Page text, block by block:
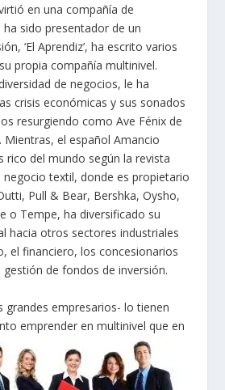
en una compañía de
sido presentador de un
‘El Aprendiz’, ha escrito varios
propia compañía multinivel.
de negocios, le ha
crisis económicas y sus sonados
resurgiendo como Ave Fénix de
Mientras, el español Amancio
rico del mundo según la revista
negocio textil, donde es propietario
Pull & Bear, Bershka, Oysho,
o Tempe, ha diversificado su
hacia otros sectores industriales
el financiero, los concesionarios
de fondos de inversión.
grandes empresarios- lo tienen
emprender en multinivel que en